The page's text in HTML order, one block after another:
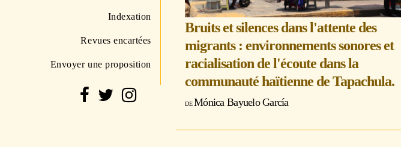
Indexation
Revues encartées
Envoyer une proposition
Bruits et silences dans l'attente des
migrants : environnements sonores et
racialisation de l'écoute dans la
communauté haïtienne de Tapachula.
Mónica Bayuelo García